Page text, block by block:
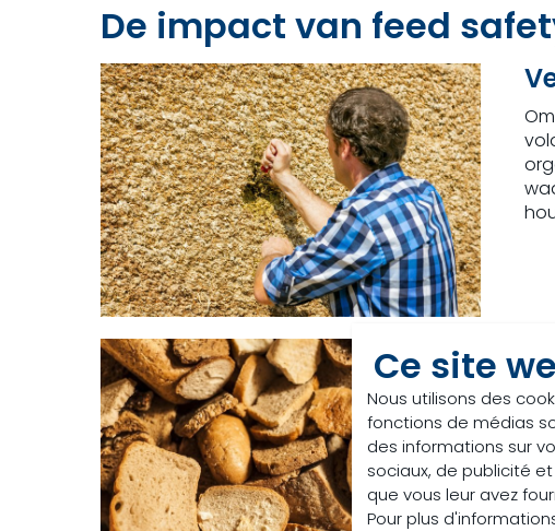
Ce site
Nous utilisons des
fonctions de médias
des informations sur
sociaux, de publicité
que vous leur avez
Pour plus
De impact van feed